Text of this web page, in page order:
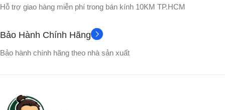
Bardock ,Raditz ,Songohan ,
Hỗ trợ giao hàng miễn phí trong bán kính 10KM TP.HCM
Bảo Hành Chính Hãng
Bảo hành chính hãng theo nhà sản xuất